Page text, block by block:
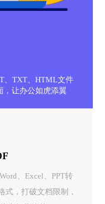
、TXT、HTML文件
，让办公如虎添翼
、Excel、PPT转
式，打破文档限制，